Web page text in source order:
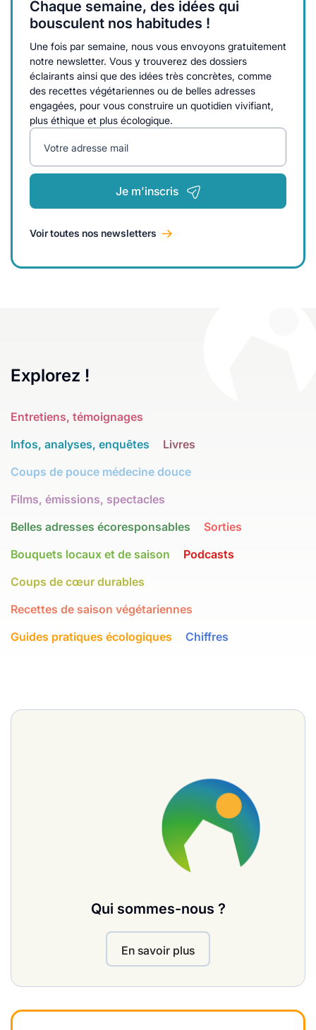
Chaque semaine, des idées qui
bousculent nos habitudes !
Une fois par semaine, nous vous envoyons gratuitement
notre newsletter. Vous y trouverez des dossiers
éclairants ainsi que des idées très concrètes, comme
des recettes végétariennes ou de belles adresses
engagées, pour vous construire un quotidien vivifiant,
plus éthique et plus écologique.
Votre adresse mail
Je m'inscris
Voir toutes nos newsletters
Explorez !
Entretiens, témoignages
Infos, analyses, enquêtes
Livres
Coups de pouce médecine douce
Films, émissions, spectacles
Belles adresses écoresponsables
Sorties
Bouquets locaux et de saison
Podcasts
Coups de cœur durables
Recettes de saison végétariennes
Guides pratiques écologiques
Chiffres
Qui sommes-nous ?
En savoir plus